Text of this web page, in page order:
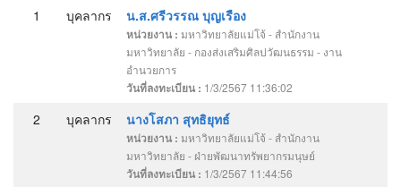
1
บุคลากร น.ส.ศรีวรรณ บุญเรือง
หน่วยงาน : มหาวิทยาลัยแม่โจ้ - สำนักงาน
มหาวิทยาลัย - กองส่งเสริมศิลปวัฒนธรรม - งาน
อำนวยการ
วันที่ลงทะเบียน : 1/3/2567 11:36:02
2 บุคลากร นางโสภา สุทธิยุทธ์
หน่วยงาน : มหาวิทยาลัยแม่โจ้ - สำนักงาน
มหาวิทยาลัย - ฝ่ายพัฒนาทรัพยากรมนุษย์
วันที่ลงทะเบียน : 1/3/2567 11:44:56